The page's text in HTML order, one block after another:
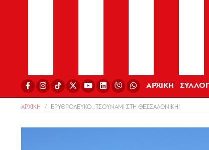
ΑΡΧΙΚΗ
ΑΡΧΙΚΗ ΕΡΥΘΡΟΛΕΥΚΟ…ΤΣΟΥΝΑΜΙ ΣΤΗ ΘΕΣΣΑΛΟΝΙΚΗ!